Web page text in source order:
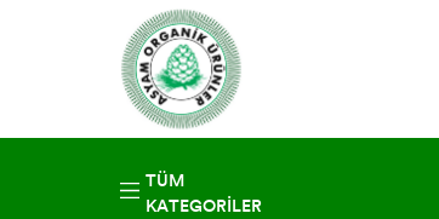
TÜM
KATEGORILER